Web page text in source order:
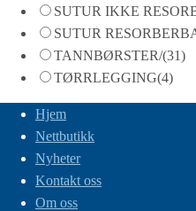
SUTUR IKKE
SUTUR
TANNBØRSTER/(31)
TØRRLEGGING(4)
Hjem
Nettbutikk
Nyheter
Kontakt oss
Om oss